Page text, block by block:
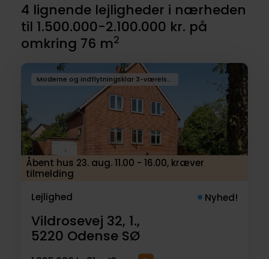
4 lignende lejligheder i nærheden
til 1.500.000-2.100.000 kr. på
omkring 76 m2
Moderne og indflytningsklar 3-værelses lejlighed
Åbent hus 23. aug. 11.00 - 16.00, kræver
tilmelding
Lejlighed
Nyhed!
Vildrosevej 32, 1.,
5220 Odense SØ